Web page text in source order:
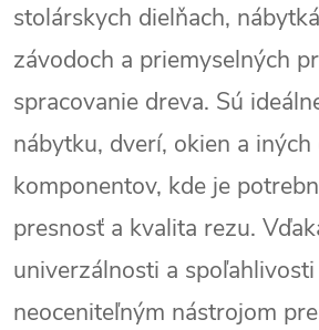
stolárskych dielňach,
závodoch a priemyselných
spracovanie dreva. Sú
nábytku, dverí, okien a iných
komponentov, kde je
presnosť a kvalita rezu.
univerzálnosti a
neoceniteľným nástrojom